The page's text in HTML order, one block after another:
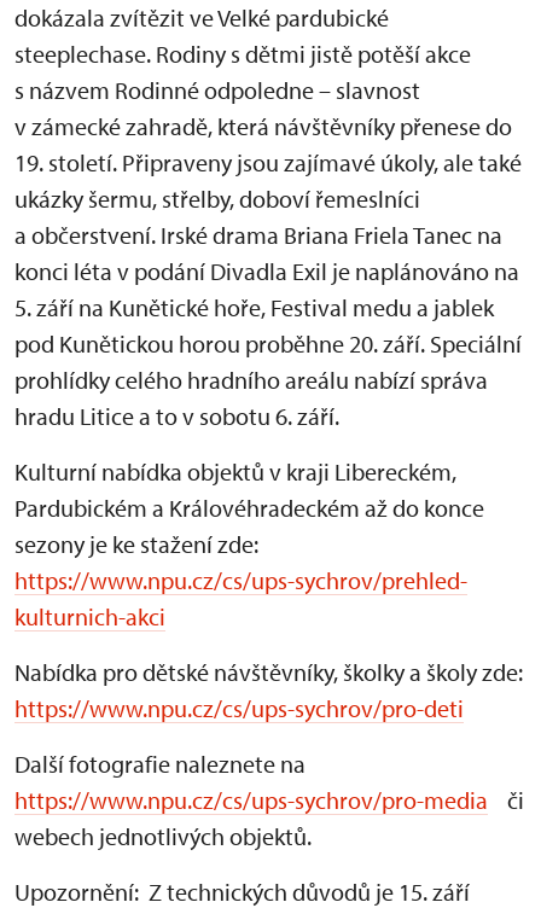
dokázala zvítězit ve Velké pardubické
steeplechase. Rodiny s dětmi jistě potěší akce
s názvem Rodinné odpoledne – slavnost
v zámecké zahradě, která návštěvníky přenese do
19. století. Připraveny jsou zajímavé úkoly, ale také
ukázky šermu, střelby, doboví řemeslníci
a občerstvení. Irské drama Briana Friela Tanec na
konci léta v podání Divadla Exil je naplánováno na
5. září na Kunětické hoře, Festival medu a jablek
pod Kunětickou horou proběhne 20. září. Speciální
prohlídky celého hradního areálu nabízí správa
hradu Litice a to v sobotu 6. září.
Kulturní nabídka objektů v kraji Libereckém,
Pardubickém a Královéhradeckém až do konce
sezony je ke stažení zde:
https://www.npu.cz/cs/ups-sychrov/prehled-
kulturnich-akci
Nabídka pro dětské návštěvníky, školky a školy zde:
https://www.npu.cz/cs/ups-sychrov/pro-deti
Další fotografie naleznete na
https://www.npu.cz/cs/ups-sychrov/pro-media či
webech jednotlivých objektů.
Upozornění: Z technických důvodů je 15. září